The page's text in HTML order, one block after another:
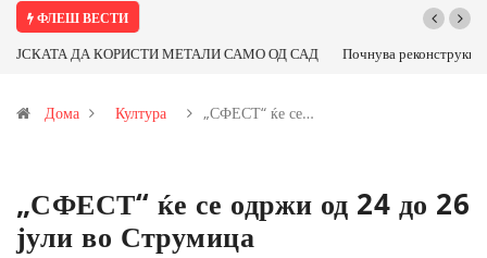
ФЛЕШ ВЕСТИ
Почнува реконструкцијата на улицата „5-ти Ноември“ во Струмица
Дома Култура „СФЕСТ“ ќе се…
„СФЕСТ“ ќе се одржи од 24 до 26
јули во Струмица